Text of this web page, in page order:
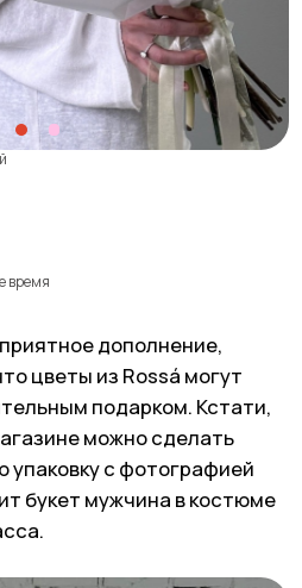
классика
А на их сайте
который
цветов,